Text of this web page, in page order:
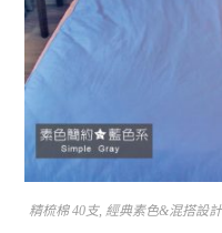
精梳棉 40支, 經典素色&混搭設